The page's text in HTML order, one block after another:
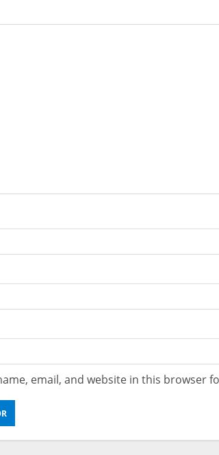
email, and website in this browser